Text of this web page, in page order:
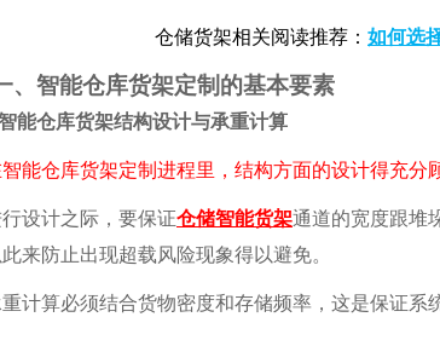
仓储货架相关阅读推荐： 如何选
智能仓库货架定制的基本要素
仓库货架结构设计与承重计算
仓库货架定制进程里，结构方面的设计得充分
计之际，要保证仓储智能货架通道的宽度跟堆
来防止出现超载风险现象得以避免。
算必须结合货物密度和存储频率，这是保证系统